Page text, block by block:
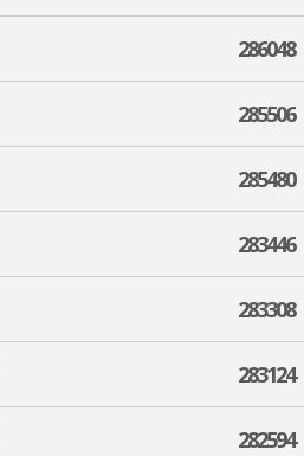
286048
285506
285480
283446
283308
283124
282594